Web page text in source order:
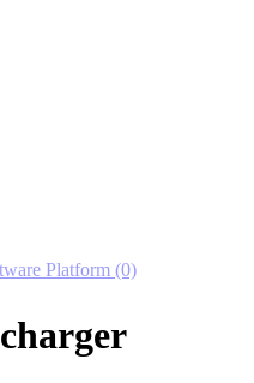
Platform (0)